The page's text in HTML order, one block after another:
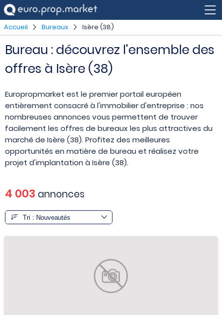
Accueil Bureaux Isère (38)
Bureau : découvrez l'ensemble des
offres à Isère (38)
Europropmarket est le premier portail européen
entièrement consacré à l'immobilier d'entreprise : nos
nombreuses annonces vous permettent de trouver
facilement les offres de bureaux les plus attractives du
marché de Isère (38). Profitez des meilleures
opportunités en matière de bureau et réalisez votre
projet d'implantation à Isère (38).
4 003 annonces